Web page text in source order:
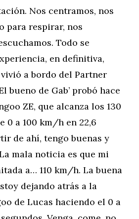
Nos centramos, nos
para respirar, nos
Todo se
en definitiva,
a bordo del Partner
bueno de Gab’ probó hace
ZE, que alcanza los 130
0 a 100 km/h en 22,6
de ahí, tengo buenas y
mala noticia es que mi
a… 110 km/h. La buena
dejando atrás a la
de Lucas haciendo el 0 a